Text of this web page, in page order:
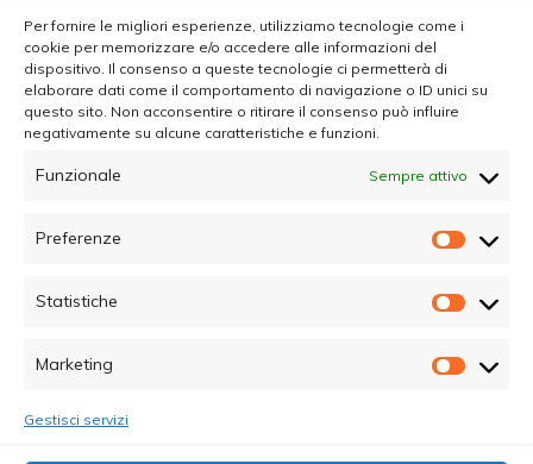
Per fornire le migliori esperienze, utilizziamo tecnologie come i
cookie per memorizzare e/o accedere alle informazioni del
dispositivo. Il consenso a queste tecnologie ci permetterà di
elaborare dati come il comportamento di navigazione o ID unici su
questo sito. Non acconsentire o ritirare il consenso può influire
negativamente su alcune caratteristiche e funzioni.
Funzionale Sempre attivo
Preferenze
Statistiche
Marketing
Gestisci servizi